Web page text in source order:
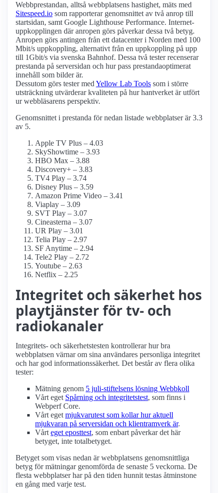
Webbprestandan, alltså webbplatsens hastighet, mäts med
Sitespeed.io som rapporterar genomsnittet av två anrop till
startsidan, samt Google Lighthouse Performance. Internet­
uppkopplingen där anropen görs påverkar dessa två betyg.
Anropen görs antingen från ett datacenter i Norden med 100
Mbit/s uppkoppling, alternativt från en uppkoppling på upp
till 1Gbit/s via svenska Bahnhof. Dessa två tester recenserar
prestanda på serversidan och hur pass prestanda­optimerat
innehåll som bilder är.
Dessutom görs tester med Yellow Lab Tools som i större
utsträckning utvärderar kvaliteten på hur hantverket är utfört
ur webbläsarens perspektiv.
Genomsnittet i prestanda för nedan listade webbplatser är 3.3
av 5.
Apple TV Plus – 4.03
SkyShowtime – 3.93
HBO Max – 3.88
Discovery+ – 3.83
TV4 Play – 3.74
Disney Plus – 3.59
Amazon Prime Video – 3.41
Viaplay – 3.09
SVT Play – 3.07
Cineasterna – 3.07
UR Play – 3.01
Telia Play – 2.97
SF Anytime – 2.94
Tele2 Play – 2.72
Youtube – 2.63
Netflix – 2.25
Integritet och säkerhet hos
playtjänster för tv- och
radiokanaler
Integritets- och säkerhetstesten kontrollerar hur bra
webbplatsen värnar om sina användares personliga integritet
och har god informations­säkerhet. Det består av flera olika
tester:
Mätning genom 5 juli-stiftelsens lösning Webbkoll
Vårt eget Spårning och integritetstest, som finns i
Webperf Core.
Vårt eget mjukvarutest som kollar hur aktuell
mjukvaran på serversidan och klient­ramverk är.
Vårt eget eposttest, som enbart påverkar det här
betyget, inte totalbetyget.
Betyget som visas nedan är webbplatsens genomsnittliga
betyg för mätningar genomförda de senaste 5 veckorna. De
flesta webbplatser har på den tiden hunnit testas åtminstone
en gång med varje test.